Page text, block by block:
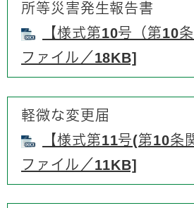
所等災害発生報告書
【様式第10号（第10
ファイル／18KB]
軽微な変更届
【様式第11号(第10条
ファイル／11KB]